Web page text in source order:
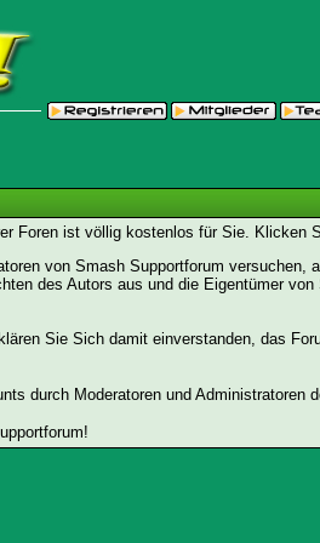
Foren ist völlig kostenlos für Sie.
von Smash Supportforum
des Autors aus und die Eigentümer
Sie Sich damit einverstanden, das
durch Moderatoren und